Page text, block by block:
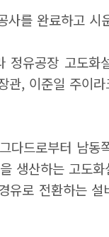
를 완료하고
정유공장 고
이준일 주이라
드로부터 남
생산하는 고도
전환하는 설